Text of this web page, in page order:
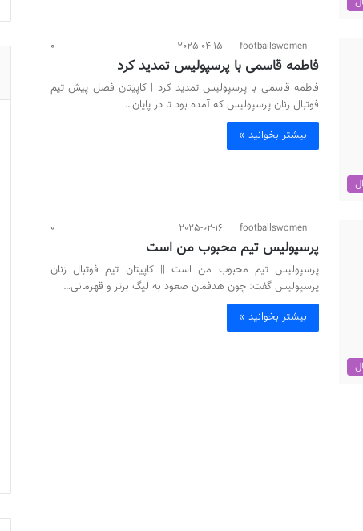
footballswomen
2025-04-15
0
فاطمه قاسمی با پرسپولیس تمدید کرد
فاطمه قاسمی با پرسپولیس تمدید کرد | کاپیتان فصل پیش تیم
فوتبال زنان پرسپولیس که آمده بود تا در پایان…
بیشتر بخوانید »
footballswomen
2025-02-16
0
پرسپولیس تیم محبوب من است
پرسپولیس تیم محبوب من است || کاپیتان تیم فوتبال زنان
پرسپولیس گفت: چون هدفمان صعود به لیگ برتر و قهرمانی…
بیشتر بخوانید »